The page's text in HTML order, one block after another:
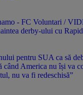
- FC Voluntari /
derby-ului cu
pentru SUA ca să
când America nu își va
nu va fi redeschisă”